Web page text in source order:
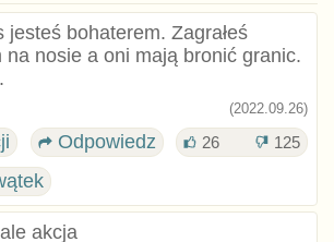
jesteś bohaterem. Zagrałeś
na nosie a oni mają bronić granic.
(2022.09.26)
Odpowiedz 26 125
akcja